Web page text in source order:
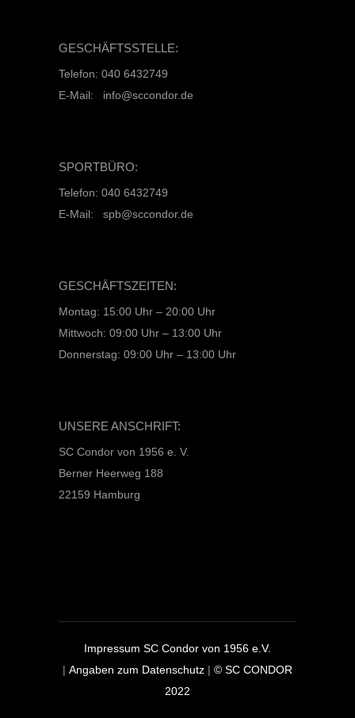
GESCHÄFTSSTELLE:
Telefon: 040 6432749
E-Mail: info@sccondor.de
SPORTBÜRO:
Telefon: 040 6432749
E-Mail: spb@sccondor.de
GESCHÄFTSZEITEN:
Montag: 15:00 Uhr – 20:00 Uhr
Mittwoch: 09:00 Uhr – 13:00 Uhr
Donnerstag: 09:00 Uhr – 13:00 Uhr
UNSERE ANSCHRIFT:
SC Condor von 1956 e. V.
Berner Heerweg 188
22159 Hamburg
Impressum SC Condor von 1956 e.V.
| Angaben zum Datenschutz | © SC CONDOR
2022